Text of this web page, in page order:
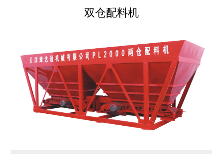
双仓配料机